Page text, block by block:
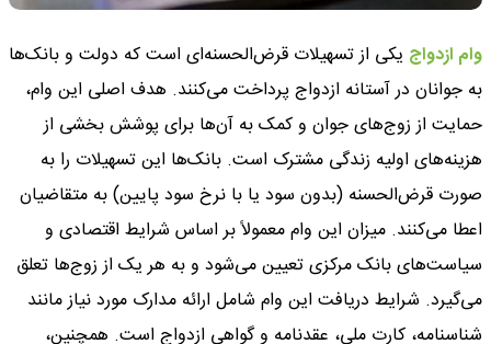
وام ازدواج یکی از تسهیلات قرض‌الحسنه‌ای است که دولت و بانک‌ها
به جوانان در آستانه ازدواج پرداخت می‌کنند. هدف اصلی این وام،
حمایت از زوج‌های جوان و کمک به آن‌ها برای پوشش بخشی از
هزینه‌های اولیه زندگی مشترک است. بانک‌ها این تسهیلات را به
صورت قرض‌الحسنه (بدون سود یا با نرخ سود پایین) به متقاضیان
اعطا می‌کنند. میزان این وام معمولاً بر اساس شرایط اقتصادی و
سیاست‌های بانک مرکزی تعیین می‌شود و به هر یک از زوج‌ها تعلق
می‌گیرد. شرایط دریافت این وام شامل ارائه مدارک مورد نیاز مانند
شناسنامه، کارت ملی، عقدنامه و گواهی ازدواج است. همچنین،